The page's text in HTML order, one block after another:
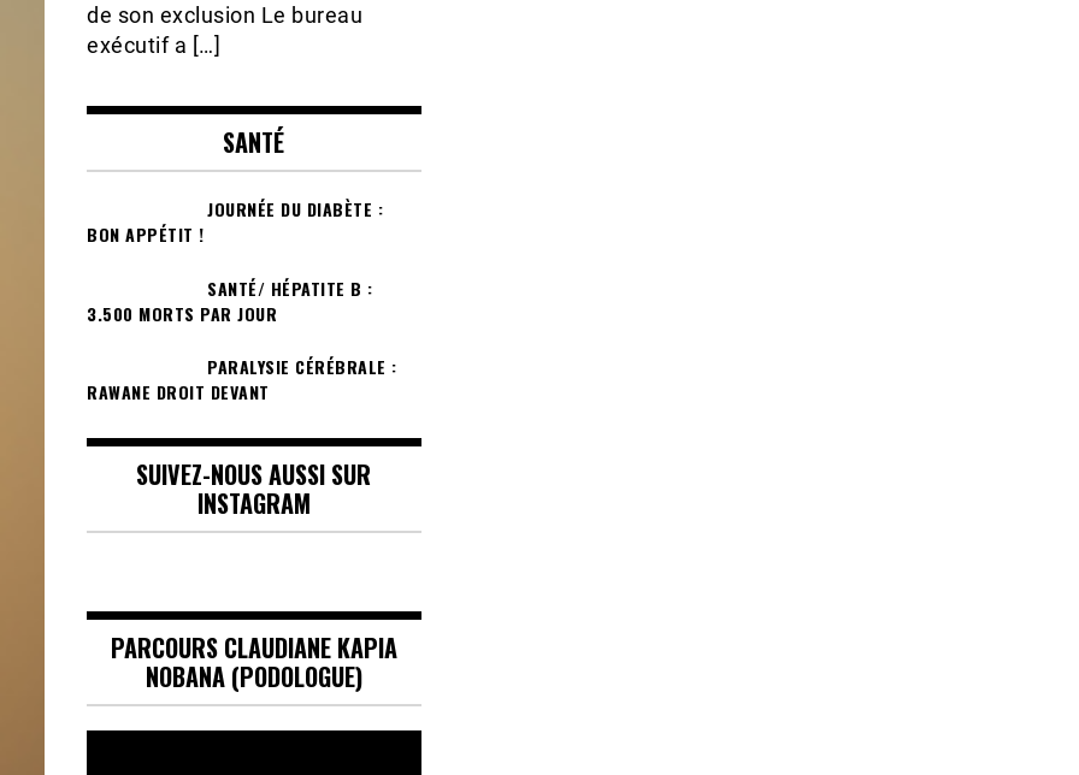
de son exclusion Le bureau
exécutif a […]
SANTÉ
JOURNÉE DU DIABÈTE :
BON APPÉTIT !
SANTÉ/ HÉPATITE B :
3.500 MORTS PAR JOUR
PARALYSIE CÉRÉBRALE :
RAWANE DROIT DEVANT
SUIVEZ-NOUS AUSSI SUR
INSTAGRAM
PARCOURS CLAUDIANE KAPIA
NOBANA (PODOLOGUE)